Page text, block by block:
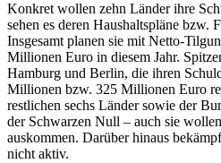
Konkret wollen zehn Länder ihre
sehen es deren Haushaltspläne bzw.
Insgesamt planen sie mit Netto-
Millionen Euro in diesem Jahr.
Hamburg und Berlin, die ihren
Millionen bzw. 325 Millionen Euro
restlichen sechs Länder sowie der
der Schwarzen Null – auch sie
auskommen. Darüber hinaus
nicht aktiv.